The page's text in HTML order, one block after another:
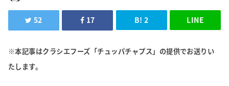
52 17 B! 2 LINE
※本記事はクラシエフーズ「チュッパチャプス」の提供でお送りい
たします。